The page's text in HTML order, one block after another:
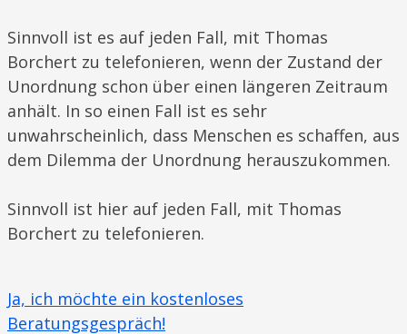
Sinnvoll ist es auf jeden Fall, mit Thomas
Borchert zu telefonieren, wenn der Zustand der
Unordnung schon über einen längeren Zeitraum
anhält. In so einen Fall ist es sehr
unwahrscheinlich, dass Menschen es schaffen, aus
dem Dilemma der Unordnung herauszukommen.
Sinnvoll ist hier auf jeden Fall, mit Thomas
Borchert zu telefonieren.
Ja, ich möchte ein kostenloses
Beratungsgespräch!